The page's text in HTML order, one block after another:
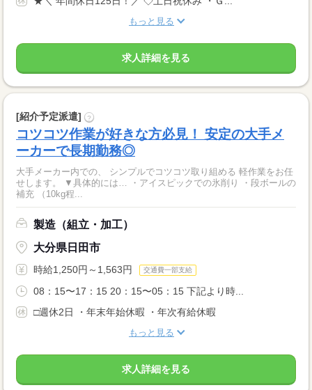
もっと見る
求人詳細を見る
[紹介予定派遣] ?
コツコツ作業が好きな方必見！ 安定の大手メ
ーカーで長期勤務◎
大手メーカー内での、 シンプルでコツコツ取り組める 軽作業をお任
せします。 ▼具体的には… ・アイスピックでの氷削り ・段ボールの
補充 （10kg程...
製造（組立・加工）
大分県日田市
時給1,250円～1,563円 交通費一部支給
08：15〜17：15 20：15〜05：15 下記より時...
□週休2日 ・年末年始休暇 ・年次有給休暇
もっと見る
求人詳細を見る